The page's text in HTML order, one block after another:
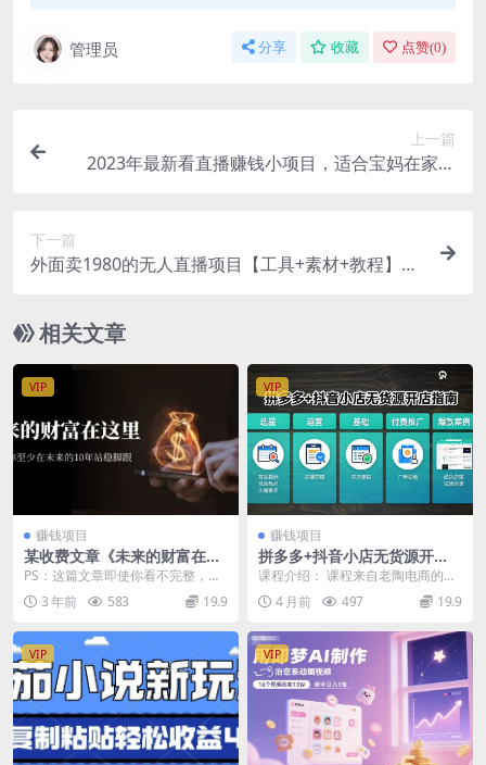
管理员 分享 收藏 点赞(0)
上一篇
2023年最新看直播赚钱小项目，适合宝妈在家操
下一篇
外面卖1980的无人直播项目【工具+素材+教程】日
相关文章
VIP
赚钱项目
某收费文章《未来的财富在这
里》能让你至少在未来的10年
PS：这篇文章即使你看不完整，相
信你也能有极大的收获和启发。 今
天的文章会和大家...
3 年前 583 19.9
VIP
赚钱项目
拼多多+抖音小店无货源开
店，包括：选品、运营、基
础、付费推广、爆款案例等(更
新26年4月)
课程介绍： 课程来自老陶电商的拼
多多+抖音小店课程。主要内容包
括：选品、运营、基...
4 月前 497 19.9
VIP VIP